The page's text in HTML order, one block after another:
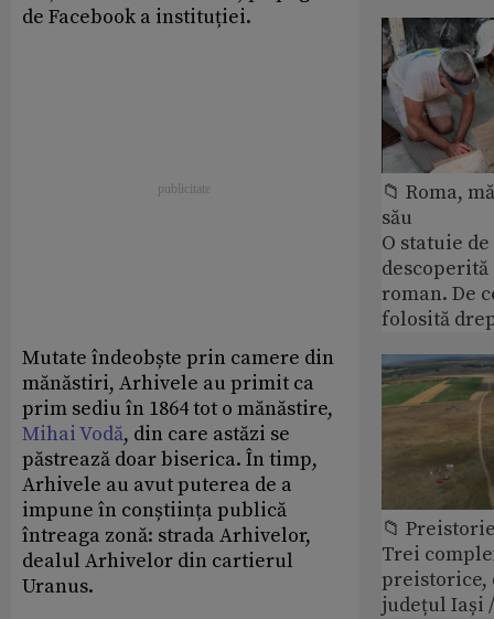
de Facebook a instituției.
Mutate îndeobște prin camere din
mănăstiri, Arhivele au primit ca
prim sediu în 1864 tot o mănăstire,
Mihai Vodă, din care astăzi se
păstrează doar biserica. În timp,
Arhivele au avut puterea de a
impune în conștiința publică
întreaga zonă: strada Arhivelor,
dealul Arhivelor din cartierul
Uranus.
📁 Roma,
său
O statuie
roman. De
folosită
📁
Trei
preistorice,
județul Iași